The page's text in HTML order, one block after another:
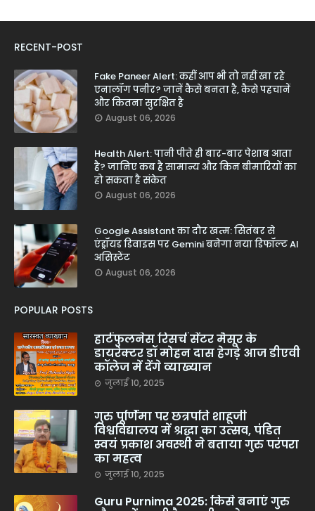
RECENT-POST
Fake Paneer Alert: कहीं आप भी तो नहीं खा रहे
एनालॉग पनीर? जानें कैसे बनता है, कैसे पहचानें
और कितना सुरक्षित है
August 06, 2026
Health Alert: पानी पीते ही बार-बार पेशाब आता
है? जानिए कब है सामान्य और किन बीमारियों का
हो सकता है संकेत
August 06, 2026
Google Assistant का दौर खत्म: सितंबर से
एंड्रॉयड डिवाइस पर Gemini बनेगा नया डिफॉल्ट AI
असिस्टेंट
August 06, 2026
POPULAR POSTS
हार्टफुलनेस रिसर्च सेंटर मैसूर के
डायरेक्टर डॉ मोहन दास हेगड़े आज डीएवी
कॉलेज में देंगे व्याख्यान
जुलाई 10, 2025
गुरु पूर्णिमा पर छत्रपति शाहूजी
विश्वविद्यालय में श्रद्धा का उत्सव, पंडित
स्वयं प्रकाश अवस्थी ने बताया गुरु परंपरा
का महत्व
जुलाई 10, 2025
Guru Purnima 2025: किसे बनाएं गुरु